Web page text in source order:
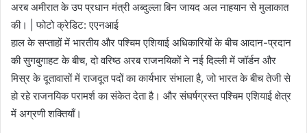
अरब अमीरात के उप प्रधान मंत्री अब्दुल्ला बिन जायद अल नाहयान से मुलाकात
की। | फोटो क्रेडिट: एएनआई
हाल के सप्ताहों में भारतीय और पश्चिम एशियाई अधिकारियों के बीच आदान-प्रदान
की सुगबुगाहट के बीच, दो वरिष्ठ अरब राजनयिकों ने नई दिल्ली में जॉर्डन और
मिस्र के दूतावासों में राजदूत पदों का कार्यभार संभाला है, जो भारत के बीच तेजी से
हो रहे राजनयिक परामर्श का संकेत देता है। और संघर्षग्रस्त पश्चिम एशियाई क्षेत्र
में अग्रणी शक्तियाँ।